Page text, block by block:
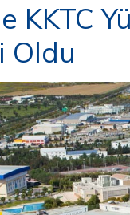
KKTC
Oldu